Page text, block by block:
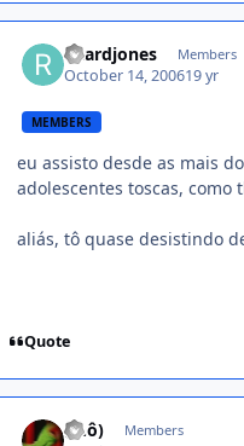
ricardjones Members
October 14, 200619 yr
MEMBERS
eu assisto desde as mais
adolescentes toscas, como
aliás, tô quase desistindo
Quote
(Õ.ô) Members